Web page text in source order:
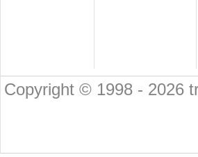
Copyright © 1998 - 2026